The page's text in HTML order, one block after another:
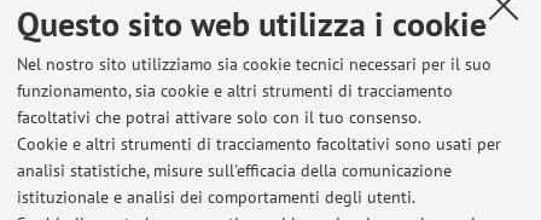
Questo sito web utilizza i cookie
Nel nostro sito utilizziamo sia cookie tecnici necessari per il suo
funzionamento, sia cookie e altri strumenti di tracciamento
facoltativi che potrai attivare solo con il tuo consenso.
Cookie e altri strumenti di tracciamento facoltativi sono usati per
analisi statistiche, misure sull'efficacia della comunicazione
istituzionale e analisi dei comportamenti degli utenti.
Contenuti utili
Al momento non sono presenti contenuti.
Ultimi avvisi